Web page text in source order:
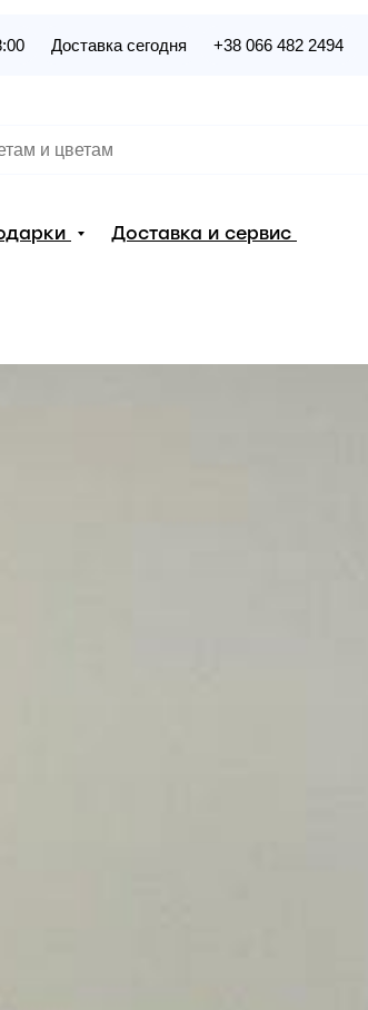
Доставка сегодня +38 066 482 2494
Доставка и сервис